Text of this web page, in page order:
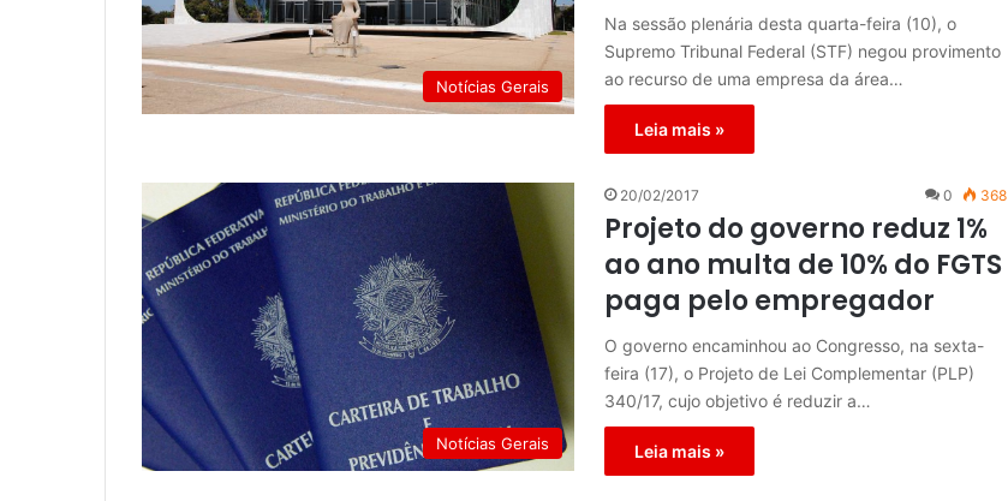
Notícias Gerais
Na sessão plenária desta quarta-feira (10), o
Supremo Tribunal Federal (STF) negou provimento
ao recurso de uma empresa da área…
Leia mais »
Notícias Gerais
20/02/2017 0 368
Projeto do governo reduz 1%
ao ano multa de 10% do FGTS
paga pelo empregador
O governo encaminhou ao Congresso, na sexta-
feira (17), o Projeto de Lei Complementar (PLP)
340/17, cujo objetivo é reduzir a…
Leia mais »